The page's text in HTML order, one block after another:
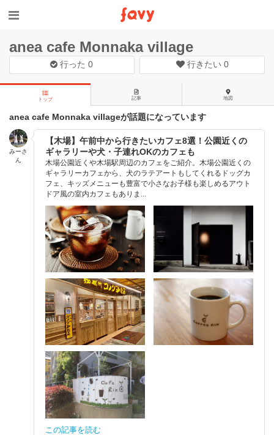
anea cafe Monnaka village
行った0 行きたい 0
トップ 記事 地図
anea cafe Monnaka villageが話題になっています
みーさ
ん
【木場】午前中から行きたいカフェ8選！公園近くの
ギャラリーや犬・子連れOKのカフェも
木場公園近くや木場駅周辺のカフェをご紹介。木場公園近くの
ギャラリーカフェから、犬のラテアートもしてくれるドッグカ
フェ、キッズメニューも豊富で小さなお子様も楽しめるアウト
ドア風の室内カフェもありま...
この記事を読む